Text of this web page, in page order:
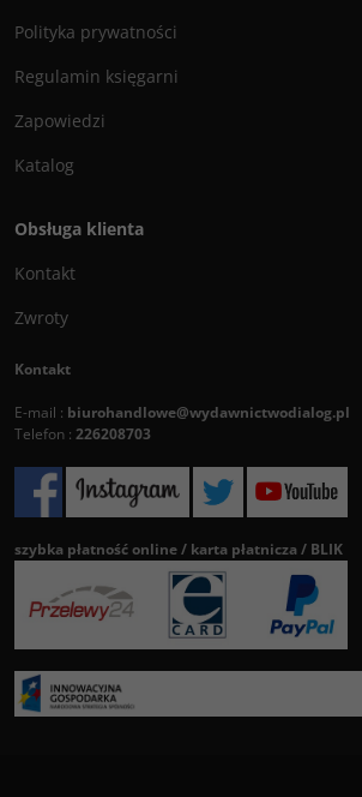
Polityka prywatności
Regulamin księgarni
Zapowiedzi
Katalog
Obsługa klienta
Kontakt
Zwroty
Kontakt
E-mail : biurohandlowe@wydawnictwodialog.pl
Telefon : 226208703
szybka płatność online / karta płatnicza / BLIK